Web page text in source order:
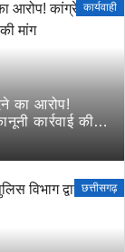
कार्यवाही
का आरोप!
कार्रवाई की
छत्तीसगढ़